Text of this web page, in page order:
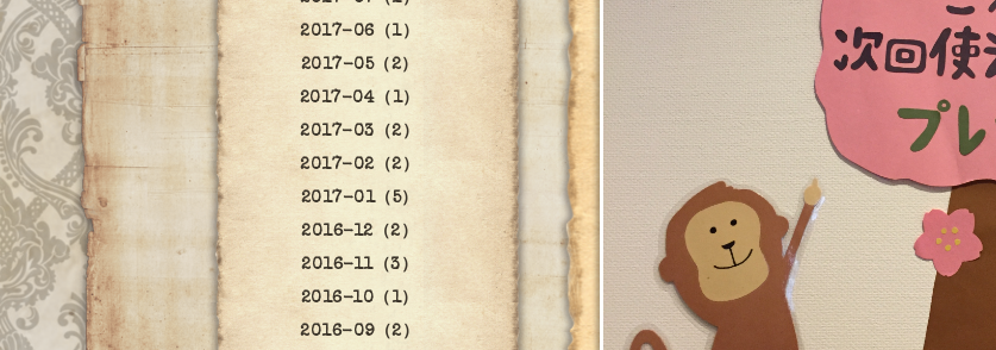
2017-06（1）
2017-05（2）
2017-04（1）
2017-03（2）
2017-02（2）
2017-01（5）
2016-12（2）
2016-11（3）
2016-10（1）
2016-09（2）